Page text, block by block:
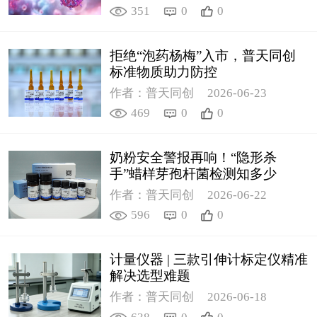
351 0 0
拒绝“泡药杨梅”入市，普天同创
标准物质助力防控
作者：普天同创
2026-06-23
469
0 0
奶粉安全警报再响！“隐形杀
手”蜡样芽孢杆菌检测知多少
作者：普天同创
2026-06-22
596
0 0
计量仪器 | 三款引伸计标定仪精准
解决选型难题
作者：普天同创
2026-06-18